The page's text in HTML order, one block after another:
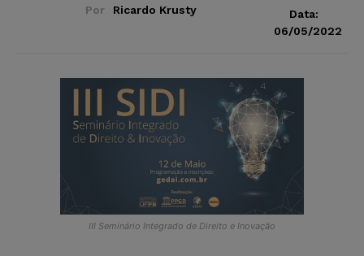
Por Ricardo Krusty
Data:
06/05/2022
III Seminário Integrado de Direito e Inovação